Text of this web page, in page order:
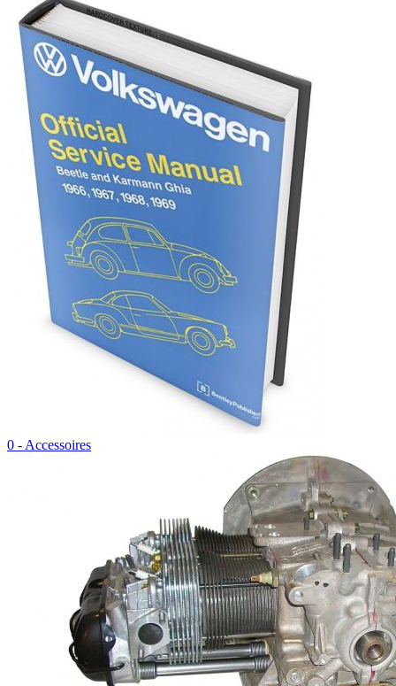
0 - Accessoires